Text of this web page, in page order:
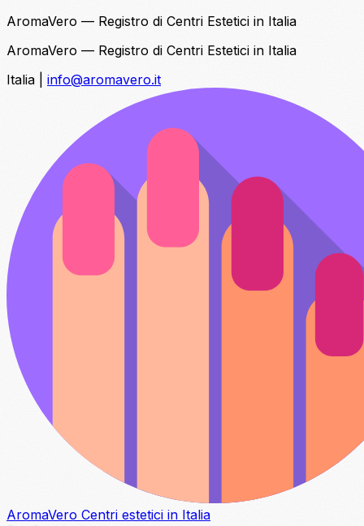
AromaVero — Registro di Centri Estetici in Italia
AromaVero — Registro di Centri Estetici in Italia
Italia
info@aromavero.it
AromaVero Centri estetici in Italia